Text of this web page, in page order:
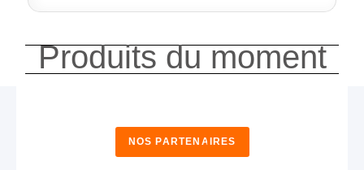
Produits du moment
NOS PARTENAIRES